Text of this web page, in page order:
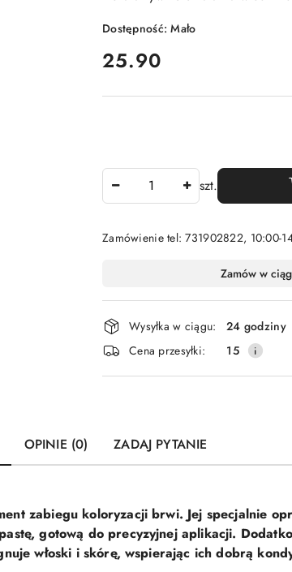
Dostępność:Mało
cena:
25.90
szt.
Zamówienie tel: 731902822, 10:00-
i
dostawa
Zamów w
Wysyłka w ciągu:
24 godziny
Cena przesyłki:
15
OPINIE (0) ZADAJ PYTANIE
zabiegu koloryzacji brwi. Jej specjalnie
, gotową do precyzyjnej aplikacji.
włoski i skórę, wspierając ich dobrą